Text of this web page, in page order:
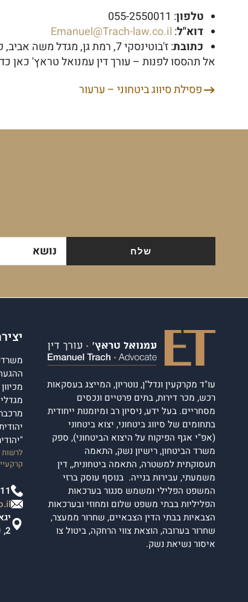
טלפון: 055-2550011
דוא"ל:
Emanuel@Trach-law.co.il
כתובת: ז'בוטינסקי 7, רמת גן, מגדל משה אביב, קומה 27
אל תהססו לפנות – עורך דין עמנואל טראץ'
ניווטפסילת סיווג ביטחוני – ערעור
נושא
עו"ד מקרקעין ונדל"ן, נוטריון, המייצג בעסקאות
רכש, מכר דירות, בתים פרטיים ונכסים
מסחריים. בעל ידע, ניסיון רב ומיומנות ייחודית
בתחומים של סיווג ביטחוני, יצוא ביטחוני
(אפ"י אגף הפיקוח על היצוא הביטחוני), ספק
משרד הביטחון, רישיון נשק, התאמה
תעסוקתית למשטרה, התאמה ביטחונית,, דין
משמעתי, עבירות בנייה. בנוסף עוסק ברזי
המשפט הפלילי ומשמש סנגור בערכאות
הפליליות בבתי משפט שלום ומחוזי ובערכאות
הצבאיות בבתי הדין הצבאיים, שחרור ממעצר,
שחרור בערובה, הוצאת צווי הרחקה, ביטול צו
איסור נשיאת נשק.
לרשות
2, קומה 4.